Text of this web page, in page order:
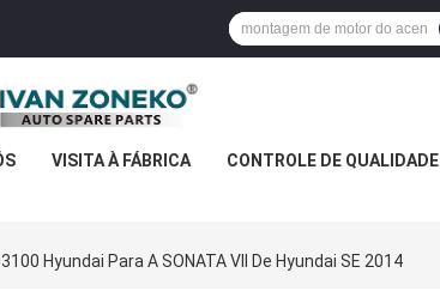
VISITA À FÁBRICA CONTROLE DE QUALIDADE
Hyundai Para A SONATA VII De Hyundai SE 2014